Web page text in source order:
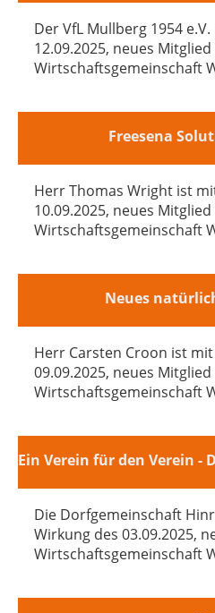
Der VfL Mullberg 1954
12.09.2025, neues
Wirtschaftsgemeinschaft
Freesena
Herr Thomas Wright ist
10.09.2025, neues
Wirtschaftsgemeinschaft
Neues
Herr Carsten Croon ist
09.09.2025, neues
Wirtschaftsgemeinschaft
Die Dorfgemeinschaft
Wirkung des 03.09.2025,
Wirtschaftsgemeinschaft